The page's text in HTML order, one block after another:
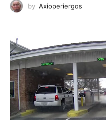
by Axioperiergos